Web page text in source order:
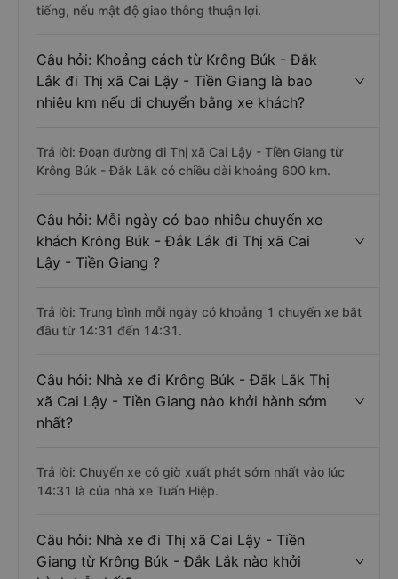
tiếng, nếu mật độ giao thông thuận lợi.
Câu hỏi: Khoảng cách từ Krông Búk - Đắk
Lắk đi Thị xã Cai Lậy - Tiền Giang là bao
nhiêu km nếu di chuyển bằng xe khách?
Trả lời: Đoạn đường đi Thị xã Cai Lậy - Tiền Giang từ
Krông Búk - Đắk Lắk có chiều dài khoảng 600 km.
Câu hỏi: Mỗi ngày có bao nhiêu chuyến xe
khách Krông Búk - Đắk Lắk đi Thị xã Cai
Lậy - Tiền Giang ?
Trả lời: Trung bình mỗi ngày có khoảng 1 chuyến xe bắt
đầu từ 14:31 đến 14:31.
Câu hỏi: Nhà xe đi Krông Búk - Đắk Lắk Thị
xã Cai Lậy - Tiền Giang nào khởi hành sớm
nhất?
Trả lời: Chuyến xe có giờ xuất phát sớm nhất vào lúc
14:31 là của nhà xe Tuấn Hiệp.
Câu hỏi: Nhà xe đi Thị xã Cai Lậy - Tiền
Giang từ Krông Búk - Đắk Lắk nào khởi